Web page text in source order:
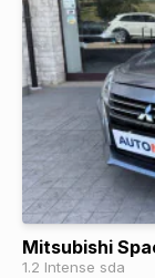
Mitsubishi
1.2 Intense sda